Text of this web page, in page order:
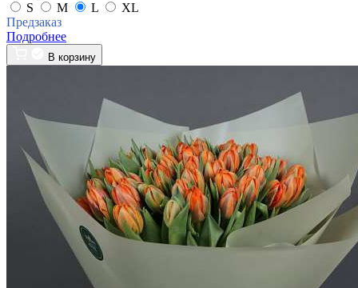
S
M L
XL
Предзаказ
Подробнее
В корзину